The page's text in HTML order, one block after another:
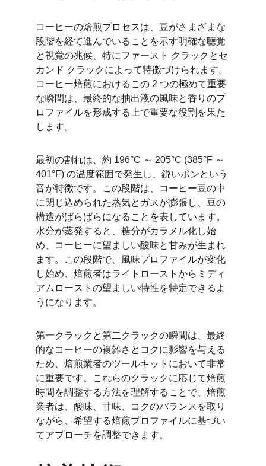
コーヒーの焙煎プロセスは、豆がさまざまな
段階を経て進んでいることを示す明確な聴覚
と視覚の兆候、特にファースト クラックとセ
カンド クラックによって特徴づけられます。
コーヒー焙煎におけるこの 2 つの極めて重要
な瞬間は、最終的な抽出液の風味と香りのプ
ロファイルを形成する上で重要な役割を果た
します。
最初の割れは、約 196°C ～ 205°C (385°F ～
401°F) の温度範囲で発生し、鋭いポンという
音が特徴です。この段階は、コーヒー豆の中
に閉じ込められた蒸気とガスが膨張し、豆の
構造がばらばらになることを表しています。
水分が蒸発すると、糖分がカラメル化し始
め、コーヒーに望ましい酸味と甘みが生まれ
ます。この段階で、風味プロファイルが変化
し始め、焙煎者はライトローストからミディ
アムローストの望ましい特性を特定できるよ
うになります。
第一クラックと第二クラックの瞬間は、最終
的なコーヒーの複雑さとコクに影響を与える
ため、焙煎業者のツールキットにおいて非常
に重要です。これらのクラックに応じて焙煎
時間を調整する方法を理解することで、焙煎
業者は、酸味、甘味、コクのバランスを取り
ながら、希望する焙煎プロファイルに基づい
てアプローチを調整できます。